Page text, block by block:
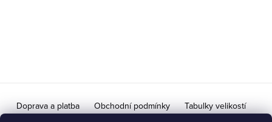
Doprava a platba Obchodní podmínky Tabulky velikostí